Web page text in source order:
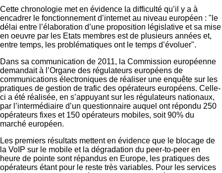
Cette chronologie met en évidence la difficulté qu’il y a à
encadrer le fonctionnement d’internet au niveau européen : "le
délai entre l’élaboration d’une proposition législative et sa mise
en oeuvre par les Etats membres est de plusieurs années et,
entre temps, les problématiques ont le temps d’évoluer".
Dans sa communication de 2011, la Commission européenne
demandait à l’Organe des régulateurs européens de
communications électroniques de réaliser une enquête sur les
pratiques de gestion de trafic des opérateurs européens. Celle-
ci a été réalisée, en s’appuyant sur les régulateurs nationaux,
par l’intermédiaire d’un questionnaire auquel ont répondu 250
opérateurs fixes et 150 opérateurs mobiles, soit 90% du
marché européen.
Les premiers résultats mettent en évidence que le blocage de
la VoIP sur le mobile et la dégradation du peer-to-peer en
heure de pointe sont répandus en Europe, les pratiques des
opérateurs étant pour le reste très variables. Pour les services